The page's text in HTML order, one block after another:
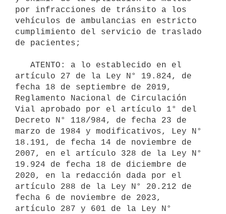
por infracciones de tránsito a los
vehículos de ambulancias en estricto
cumplimiento del servicio de traslado
de pacientes;
artículo 27 de la Ley N° 19.824, de
fecha 18 de septiembre de 2019,
Reglamento Nacional de Circulación
Vial aprobado por el artículo 1° del
Decreto N° 118/984, de fecha 23 de
marzo de 1984 y modificativos, Ley N°
18.191, de fecha 14 de noviembre de
2007, en el artículo 328 de la Ley N°
19.924 de fecha 18 de diciembre de
2020, en la redacción dada por el
artículo 288 de la Ley N° 20.212 de
fecha 6 de noviembre de 2023,
artículo 287 y 601 de la Ley N°